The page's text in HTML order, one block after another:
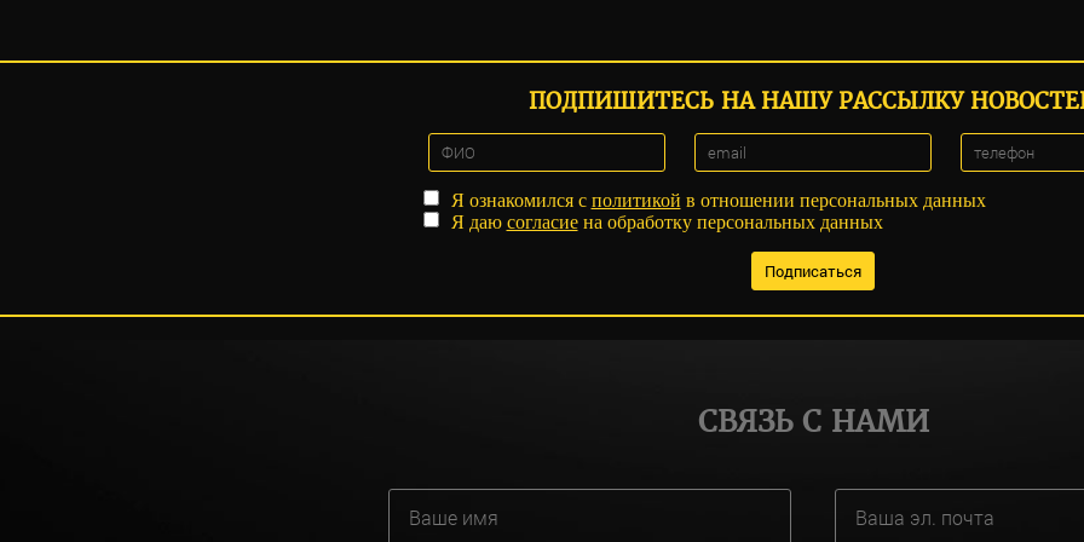
ПОДПИШИТЕСЬ НА НАШУ РАССЫЛКУ
Я ознакомился с политикой в отношении персональных данных
Я даю согласиена обработку персональных данных
СВЯЗЬ С НАМИ